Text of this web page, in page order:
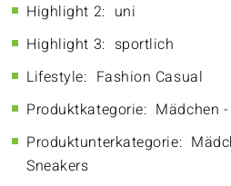
Highlight 2: uni
Highlight 3: sportlich
Lifestyle: Fashion Casual
Produktkategorie: Mädchen
Produktunterkategorie:
Sneakers